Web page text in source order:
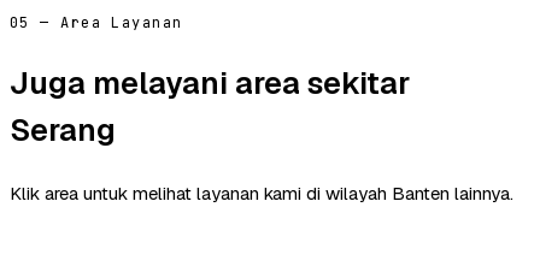
05 — Area Layanan
Juga melayani area sekitar
Serang
Klik area untuk melihat layanan kami di wilayah Banten lainnya.